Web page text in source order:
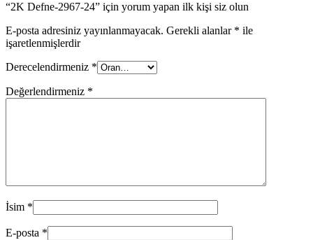
“2K Defne-2967-24” için yorum yapan ilk kişi siz olun
E-posta adresiniz yayınlanmayacak. Gerekli alanlar * ile
işaretlenmişlerdir
Derecelendirmeniz *
Değerlendirmeniz *
İsim *
E-posta *